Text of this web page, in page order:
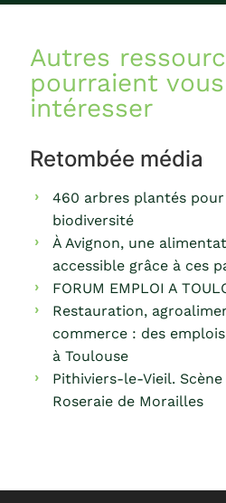
Autres
pourraient vous
intéresser
Retombée média
460 arbres plantés
biodiversité
À Avignon, une
accessible grâce à ces
FORUM EMPLOI A
Restauration,
commerce : des
à Toulouse
Pithiviers-le-Vieil.
Roseraie de Morailles